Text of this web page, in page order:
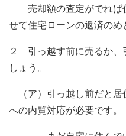
売却額の査定がでれば
せて住宅ローンの返済のめ
２ 引っ越す前に売るか、
しょう。
（ア）引っ越し前だと居
への内覧対応が必要です。